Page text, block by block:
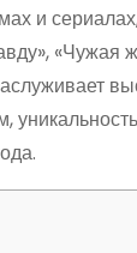
и
«Чужая